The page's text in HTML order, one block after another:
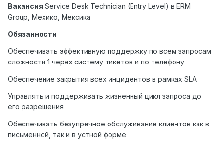
Вакансия Service Desk Technician (Entry Level) в ERM
Group, Мехико Мексика
Обязанности
Обеспечивать эффективную поддержку по всем запросам
сложности 1 через систему тикетов и по телефону
Обеспечение закрытия всех инцидентов в рамках SLA
Управлять и поддерживать жизненный цикл запроса до
его разрешения
Обеспечивать безупречное обслуживание клиентов как в
письменной, так и в устной форме